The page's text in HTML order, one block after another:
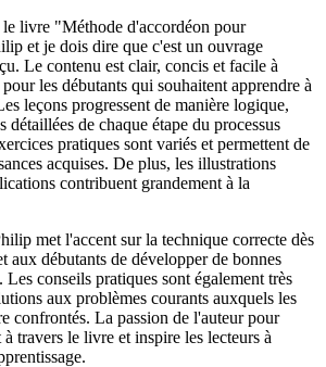
livre "Méthode d'accordéon pour
et je dois dire que c'est un ouvrage
Le contenu est clair, concis et facile à
les débutants qui souhaitent apprendre à
leçons progressent de manière logique,
de chaque étape du processus
pratiques sont variés et permettent de
acquises. De plus, les illustrations
contribuent grandement à la
met l'accent sur la technique correcte dès
aux débutants de développer de bonnes
Les conseils pratiques sont également très
aux problèmes courants auxquels les
confrontés. La passion de l'auteur pour
travers le livre et inspire les lecteurs à